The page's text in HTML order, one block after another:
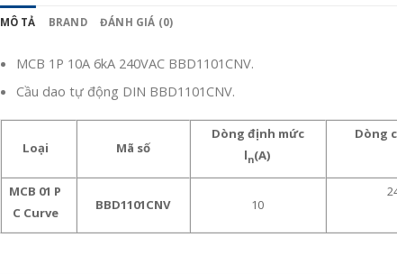
MÔ TẢ BRAND ĐÁNH GIÁ (0)
MCB 1P 10A 6kA 240VAC BBD1101CNV.
Cầu dao tự động DIN BBD1101CNV.
Loại Mã số
Dòng định mức
ln(A)
Dòng
MCB 01 P
C Curve
BBD1101CNV 10